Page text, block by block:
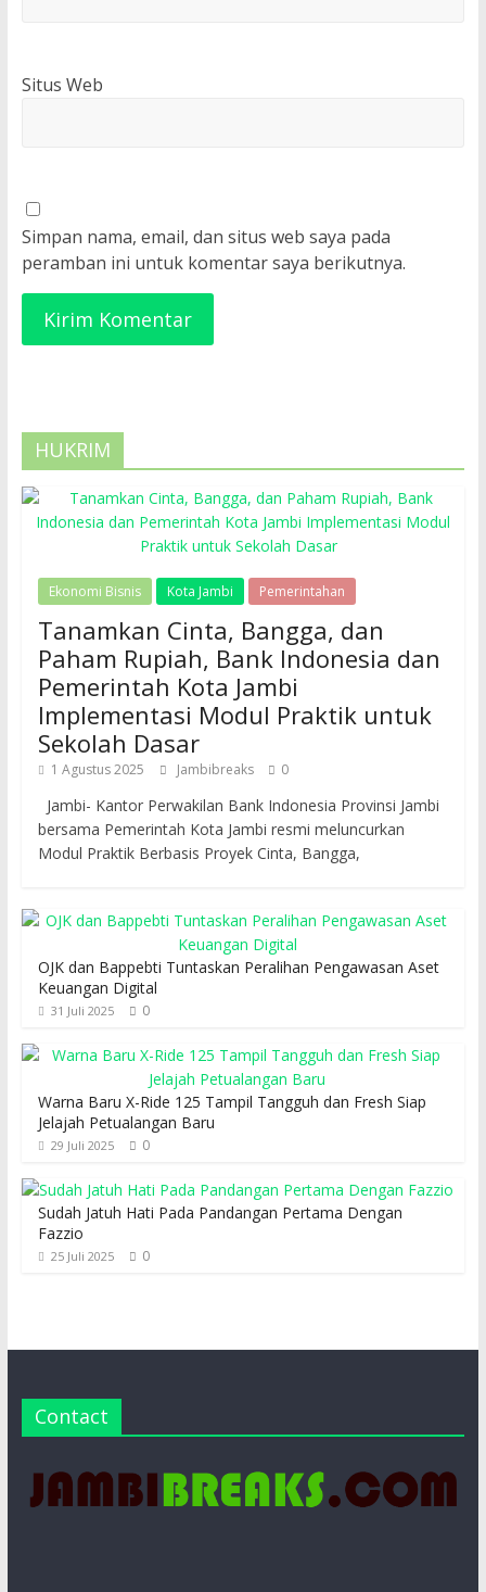
Situs Web
Simpan nama, email, dan situs web saya pada
peramban ini untuk komentar saya berikutnya.
HUKRIM
Ekonomi Bisnis Kota Jambi Pemerintahan
Tanamkan Cinta, Bangga, dan
Paham Rupiah, Bank Indonesia dan
Pemerintah Kota Jambi
Implementasi Modul Praktik untuk
Sekolah Dasar
1 Agustus 2025 Jambibreaks 0
Jambi- Kantor Perwakilan Bank Indonesia Provinsi Jambi
bersama Pemerintah Kota Jambi resmi meluncurkan
Modul Praktik Berbasis Proyek Cinta, Bangga,
OJK dan Bappebti Tuntaskan Peralihan Pengawasan Aset
Keuangan Digital
31 Juli 2025 0
Warna Baru X-Ride 125 Tampil Tangguh dan Fresh Siap
Jelajah Petualangan Baru
29 Juli 2025 0
Sudah Jatuh Hati Pada Pandangan Pertama Dengan
Fazzio
25 Juli 2025 0
Contact